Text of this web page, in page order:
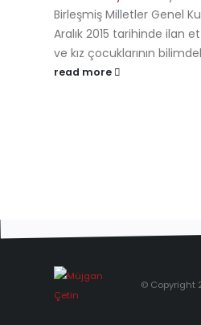
Birleşmiş Milletler Genel
Aralık 2015 tarihinde ilan
ve kız çocuklarının
read more
© Copyright